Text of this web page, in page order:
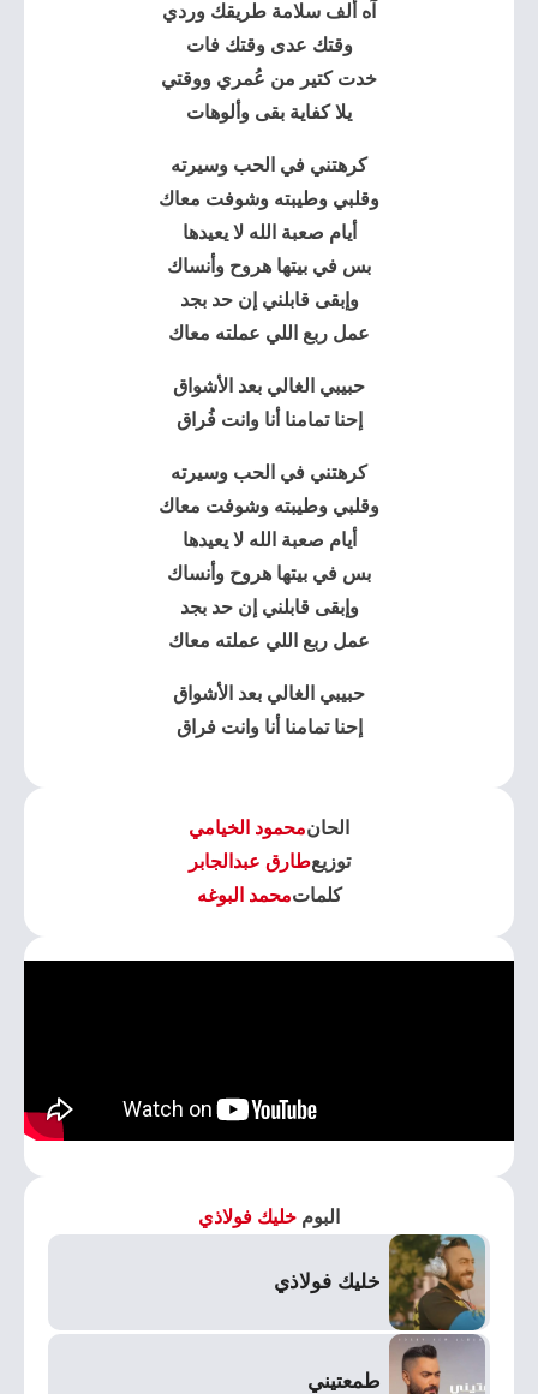
آه ألف سلامة طريقك وردي
وقتك عدى وقتك فات
خدت كتير من عُمري ووقتي
يلا كفاية بقى وألوهات
كرهتني في الحب وسيرته
وقلبي وطيبته وشوفت معاك
أيام صعبة الله لا يعيدها
بس في بيتها هروح وأنساك
وإبقى قابلني إن حد بجد
عمل ربع اللي عملته معاك
حبيبي الغالي بعد الأشواق
إحنا تمامنا أنا وانت فُراق
كرهتني في الحب وسيرته
وقلبي وطيبته وشوفت معاك
أيام صعبة الله لا يعيدها
بس في بيتها هروح وأنساك
وإبقى قابلني إن حد بجد
عمل ربع اللي عملته معاك
حبيبي الغالي بعد الأشواق
إحنا تمامنا أنا وانت فراق
الحانمحمود الخيامي
توزيعطارق عبدالجابر
كلماتمحمد البوغه
البوم خليك فولاذي
خليك فولاذي
طمعتيني